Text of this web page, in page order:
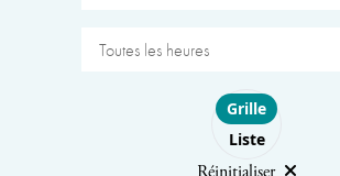
Toutes les heures
Choose layout
Grille
Liste